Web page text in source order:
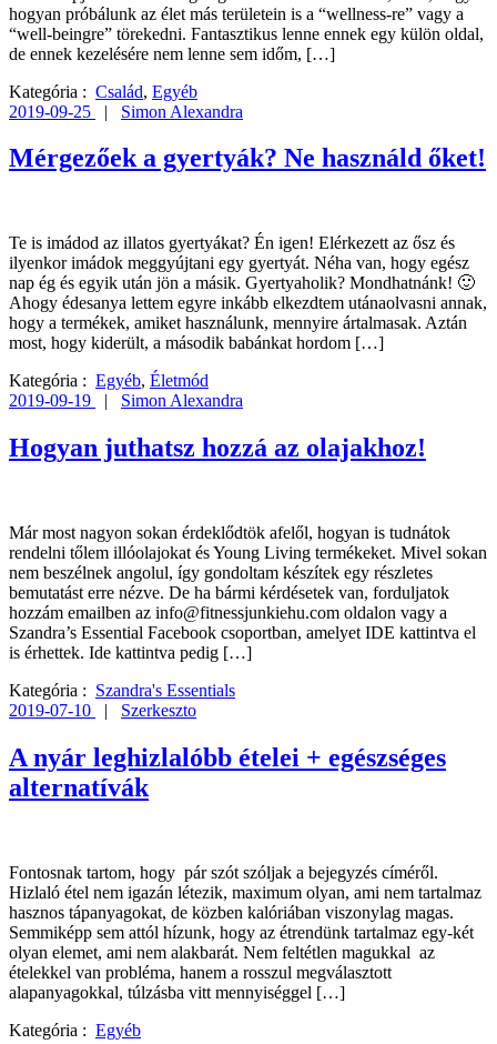
hogyan próbálunk az élet más területein is a “wellness-re” vagy a
“well-beingre” törekedni. Fantasztikus lenne ennek egy külön oldal,
de ennek kezelésére nem lenne sem időm, […]
Kategória : Család, Egyéb
2019-09-25
| Simon Alexandra
Mérgezőek a gyertyák? Ne használd őket!
Te is imádod az illatos gyertyákat? Én igen! Elérkezett az ősz és
ilyenkor imádok meggyújtani egy gyertyát. Néha van, hogy egész
nap ég és egyik után jön a másik. Gyertyaholik? Mondhatnánk! 🙂
Ahogy édesanya lettem egyre inkább elkezdtem utánaolvasni annak,
hogy a termékek, amiket használunk, mennyire ártalmasak. Aztán
most, hogy kiderült, a második babánkat hordom […]
Kategória : Egyéb, Életmód
2019-09-19
| Simon Alexandra
Hogyan juthatsz hozzá az olajakhoz!
Már most nagyon sokan érdeklődtök afelől, hogyan is tudnátok
rendelni tőlem illóolajokat és Young Living termékeket. Mivel sokan
nem beszélnek angolul, így gondoltam készítek egy részletes
bemutatást erre nézve. De ha bármi kérdésetek van, forduljatok
hozzám emailben az info@fitnessjunkiehu.com oldalon vagy a
Szandra’s Essential Facebook csoportban, amelyet IDE kattintva el
is érhettek. Ide kattintva pedig […]
Kategória : Szandra's Essentials
2019-07-10
| Szerkeszto
A nyár leghizlalóbb ételei + egészséges
alternatívák
Fontosnak tartom, hogy pár szót szóljak a bejegyzés címéről.
Hizlaló étel nem igazán létezik, maximum olyan, ami nem tartalmaz
hasznos tápanyagokat, de közben kalóriában viszonylag magas.
Semmiképp sem attól hízunk, hogy az étrendünk tartalmaz egy-két
olyan elemet, ami nem alakbarát. Nem feltétlen magukkal az
ételekkel van probléma, hanem a rosszul megválasztott
alapanyagokkal, túlzásba vitt mennyiséggel […]
Kategória : Egyéb